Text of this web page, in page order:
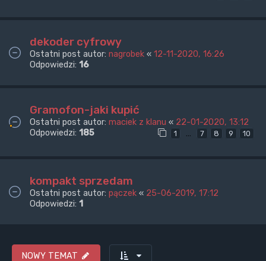
dekoder cyfrowy
Ostatni post autor: nagrobek « 12-11-2020, 16:26
Odpowiedzi: 16
Gramofon-jaki kupić
Ostatni post autor: maciek z klanu « 22-01-2020, 13:12
Odpowiedzi: 185 1 … 7 8 9 10
kompakt sprzedam
Ostatni post autor: pączek « 25-06-2019, 17:12
Odpowiedzi: 1
NOWY TEMAT